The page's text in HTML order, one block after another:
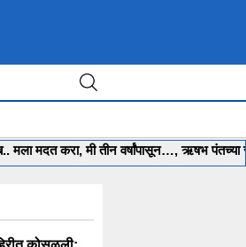
मदत करा, मी तीन वर्षांपासून…, ऋषभ पंतच्या